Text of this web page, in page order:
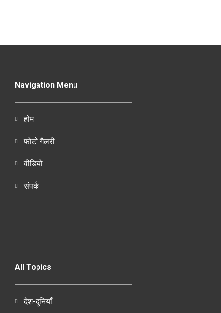
Navigation Menu
होम
फोटो गैलरी
वीडियो
संपर्क
All Topics
देश-दुनियाँ